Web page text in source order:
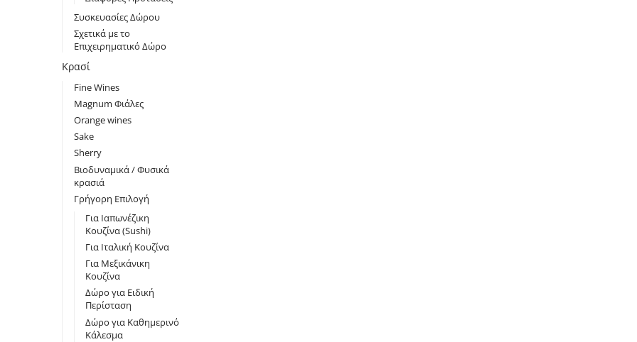
Συσκευασίες Δώρου
Σχετικά με το
Επιχειρηματικό Δώρο
Κρασί
Fine Wines
Magnum Φιάλες
Orange wines
Sake
Sherry
Βιοδυναμικά / Φυσικά
κρασιά
Γρήγορη Επιλογή
Για Iαπωνέζικη
Κουζίνα (Sushi)
Για Ιταλική Κουζίνα
Για Μεξικάνικη
Κουζίνα
Δώρο για Ειδική
Περίσταση
Δώρο για Καθημερινό
Κάλεσμα